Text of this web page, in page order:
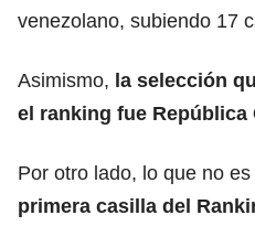
venezolano, subiendo 17
Asimismo, la selección
el ranking fue República
Por otro lado, lo que no
primera casilla del